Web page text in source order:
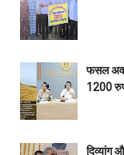
फसल
1200
दिव्यांग